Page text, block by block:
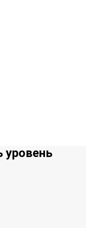
уровень